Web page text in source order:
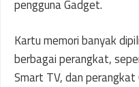
pengguna Gadget.
Kartu memori banyak
berbagai perangkat,
Smart TV, dan perangkat